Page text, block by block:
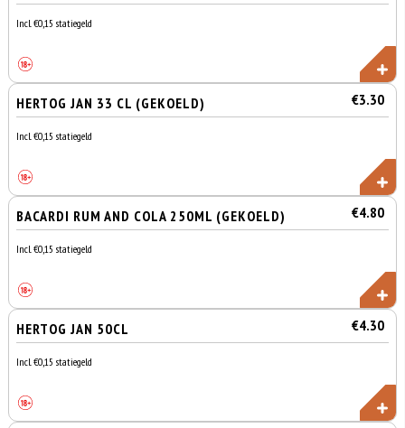
Incl. €0,15 statiegeld
HERTOG JAN 33 CL (GEKOELD) €3.30
Incl. €0,15 statiegeld
BACARDI RUM AND COLA 250ML (GEKOELD) €4.80
Incl. €0,15 statiegeld
HERTOG JAN 50CL €4.30
Incl. €0,15 statiegeld